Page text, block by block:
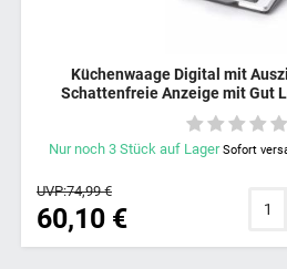
Küchenwaage Digital mit
Schattenfreie Anzeige mit Gut
Edelstahl Küchenwaage, Sehr
Robust
Nur noch 3 Stück auf Lager Sofort
60,10 €
UVP:74,99 €